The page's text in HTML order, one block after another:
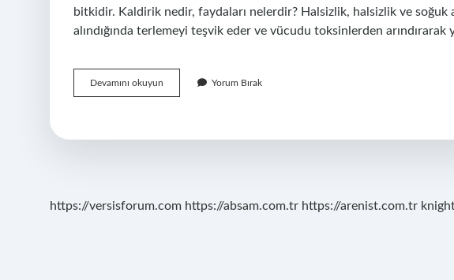
bitkidir. Kaldirik nedir, faydaları nelerdir? Halsizlik, halsizlik ve soğuk
alındığında terlemeyi teşvik eder ve vücudu toksinlerden arındırarak
Devamını okuyun
Hangi
Yorum Bırak
https://versisforum.com https://absam.com.tr https://arenist.com.tr